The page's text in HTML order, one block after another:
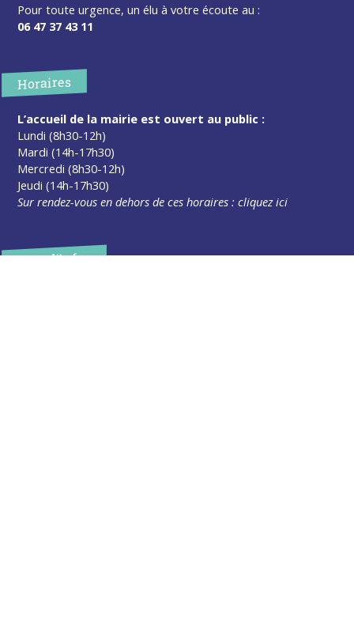
Pour toute urgence, un élu à votre écoute au :
06 47 37 43 11
Horaires
L’accueil de la mairie est ouvert au public :
Lundi (8h30-12h)
Mardi (14h-17h30)
Mercredi (8h30-12h)
Jeudi (14h-17h30)
Sur rendez-vous en dehors de ces horaires :cliquez ici
Plus d’infos